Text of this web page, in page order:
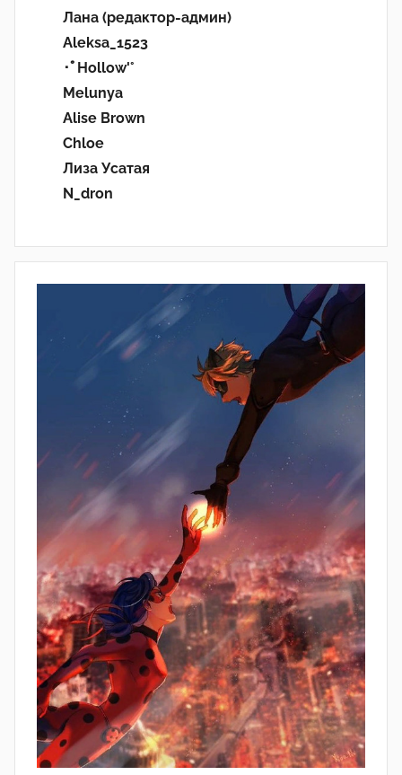
Лана (редактор-админ)
Aleksa_1523
･ﾟHollow'°
Melunya
Alise Brown
Chloe
Лиза Усатая
N_dron